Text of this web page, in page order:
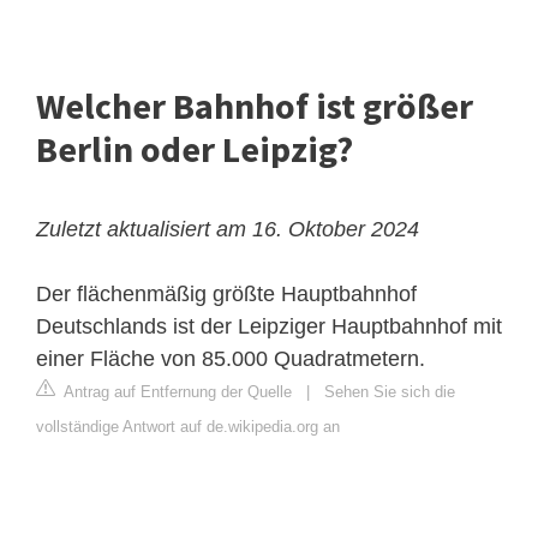
Welcher Bahnhof ist größer
Berlin oder Leipzig?
Zuletzt aktualisiert am 16. Oktober 2024
Der flächenmäßig größte Hauptbahnhof
Deutschlands ist der Leipziger Hauptbahnhof mit
einer Fläche von 85.000 Quadratmetern.
Antrag auf Entfernung der Quelle
Sehen Sie sich die
vollständige Antwort auf de.wikipedia.org an